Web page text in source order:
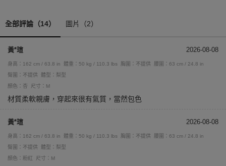
全部評論（14） 圖片（2）
黃*瑄 2026-08-08
身高：162 cm / 63.8 in 體重：50 kg / 110.3 lbs 胸圍：不提供
腰圍：63 cm / 24.8 in
臀圍：不提供
體型：梨型
顏色：杏
尺寸：M
材質柔軟親膚，穿起來很有氣質，當然包色
黃*瑄 2026-08-08
身高：162 cm / 63.8 in 體重：50 kg / 110.3 lbs 胸圍：不提供
腰圍：63 cm / 24.8 in
臀圍：不提供
體型：梨型
顏色：粉紅
尺寸：M